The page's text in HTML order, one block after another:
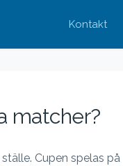
Kontakt
matcher?
Cupen spelas på